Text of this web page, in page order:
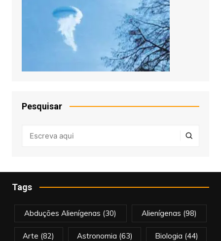
Pesquisar
Tags
Abduções Alienígenas (30) Alienígenas (98)
Arte (82) Astronomia (63) Biologia (44)